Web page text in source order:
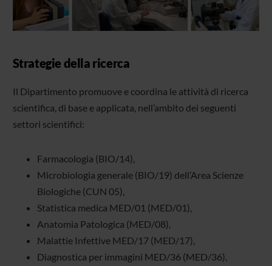
Strategie della ricerca
Il Dipartimento promuove e coordina le attività di ricerca
scientifica, di base e applicata, nell’ambito dei seguenti
settori scientifici:
Farmacologia (BIO/14),
Microbiologia generale (BIO/19) dell’Area Scienze
Biologiche (CUN 05),
Statistica medica MED/01 (MED/01),
Anatomia Patologica (MED/08),
Malattie Infettive MED/17 (MED/17),
Diagnostica per immagini MED/36 (MED/36),